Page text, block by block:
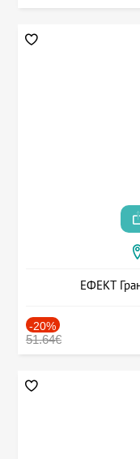
ЕФЕКТ
-20%
51.64€